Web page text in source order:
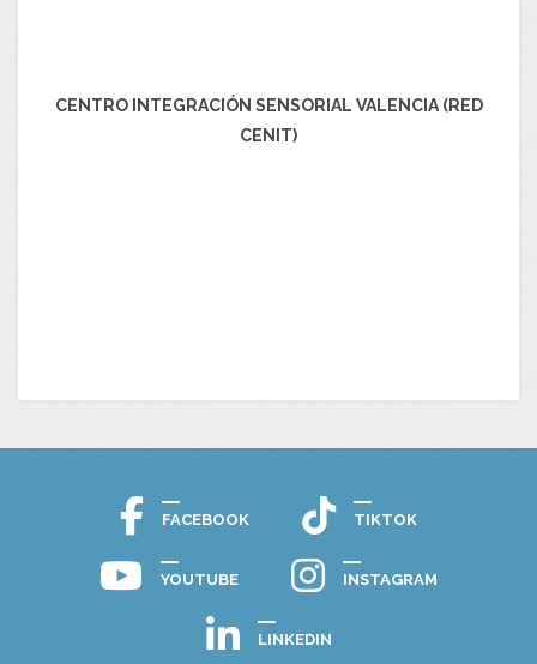
CENTRO INTEGRACIÓN SENSORIAL VALENCIA (RED
CENIT)
FACEBOOK TIKTOK
YOUTUBE INSTAGRAM
LINKEDIN